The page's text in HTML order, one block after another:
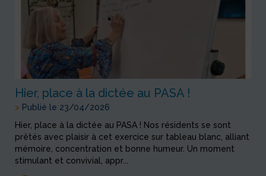
Hier, place à la dictée au PASA !
> Publié le 23/04/2026
Hier, place à la dictée au PASA ! Nos résidents se sont
prêtés avec plaisir à cet exercice sur tableau blanc, alliant
mémoire, concentration et bonne humeur. Un moment
stimulant et convivial, appr...